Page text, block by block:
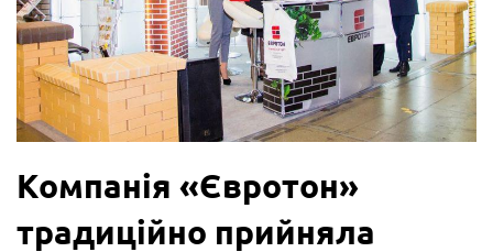
Компанія «Євротон»
традиційно прийняла